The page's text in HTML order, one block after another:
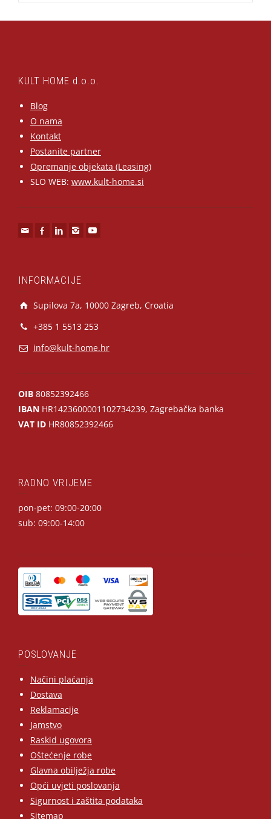
KULT HOME d.o.o.
Blog
O nama
Kontakt
Postanite partner
Opremanje objekata (Leasing)
SLO WEB: www.kult-home.si
INFORMACIJE
Supilova 7a, 10000 Zagreb, Croatia
+385 1 5513 253
info@kult-home.hr
OIB 80852392466
IBAN HR1423600001102734239, Zagrebačka banka
VAT ID HR80852392466
RADNO VRIJEME
pon-pet: 09:00-20:00
sub: 09:00-14:00
POSLOVANJE
Načini plaćanja
Dostava
Reklamacije
Jamstvo
Raskid ugovora
Oštećenje robe
Glavna obilježja robe
Opći uvjeti poslovanja
Sigurnost i zaštita podataka
Sitemap